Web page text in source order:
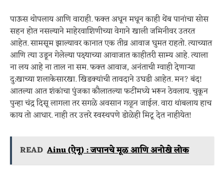
पाऊस थोपलाय आणि वाराही. फक्त अधून मधून काही थेंब पानांचा सोस
सहन होत नसल्याने माहेरवाशि‍णीच्या वेगाने खाली जमिनीवर उतरत
आहेत. सामसूम झाल्यावर कानात एक तीव्र आवाज घुमत राहतो. त्याच्यात
आणि त्या उडून गेलेल्या पक्ष्याच्या आवाजात काहीतरी साम्य आहे. त्याला
ना लय आहे ना ताल ना सम. फक्त आवाज, अनंताची ग्वाही देणार्‍या
दु:खाच्या शलाकेसारखा. खिडक्यांची तावदाने उघडी आहेत. मन? बंद!
आतल्या आत शंकांचा पुंजका कौलातल्या फटींमध्ये भरून ठेवलाय. चुकून
पुन्हा चंद्र दिसू लागला तर सगळे अवसान गळून जाईल. वारा थांबलाय हाच
काय तो आधार. नाही तर उत्तरे स्वस्थपणे डोळेही मिटू देत नाहीयेत!
READ Ainu (ऐनू) : जपानचे मूळ आणि अनोखे लोक